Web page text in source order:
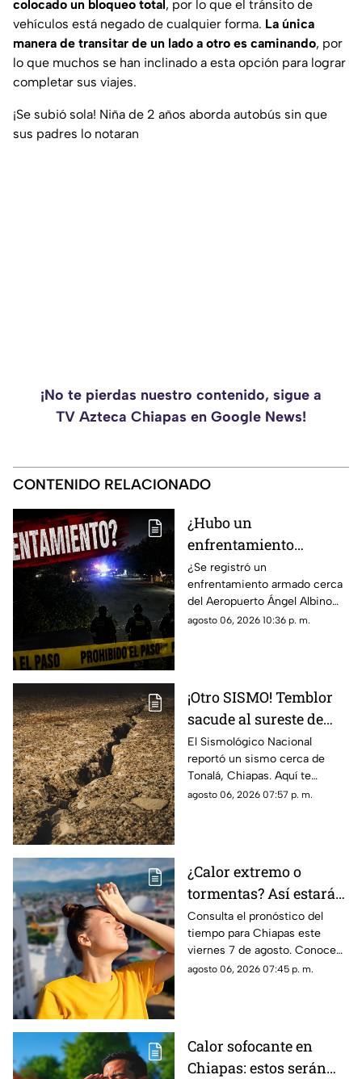
colocado un bloqueo total , por lo que el tránsito de
vehículos está negado de cualquier forma. La única
manera de transitar de un lado a otro es caminando, por
lo que muchos se han inclinado a esta opción para lograr
completar sus viajes.
¡Se subió sola! Niña de 2 años aborda autobús sin que
sus padres lo notaran
¡No te pierdas nuestro contenido, sigue a
TV Azteca Chiapas en Google News!
CONTENIDO RELACIONADO
¿Hubo un
enfrentamiento
armado en el
aeropuerto Ángel
Albino Corzo? Esto
dijeron las autoridades
¿Se registró un
enfrentamiento armado cerca
del Aeropuerto Ángel Albino
Corzo? Autoridades
agosto 06, 2026 10:36 p. m.
¡Otro SISMO! Temblor
sacude al sureste de
México HOY: epicentro
y magnitud
El Sismológico Nacional
reportó un sismo cerca de
Tonalá, Chiapas. Aquí te
contamos todos los detalles
agosto 06, 2026 07:57 p. m.
¿Calor extremo o
tormentas? Así estará
el clima este viernes 7
de agosto en Chiapas
Consulta el pronóstico del
tiempo para Chiapas este
viernes 7 de agosto. Conoce
las regiones con probabilidad
agosto 06, 2026 07:45 p. m.
Calor sofocante en
Chiapas: estos serán